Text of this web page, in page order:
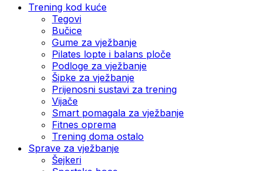
Trening kod kuće
Tegovi
Bučice
Gume za vježbanje
Pilates lopte i balans ploče
Podloge za vježbanje
Šipke za vježbanje
Prijenosni sustavi za trening
Vijače
Smart pomagala za vježbanje
Fitnes oprema
Trening doma ostalo
Sprave za vježbanje
Šejkeri